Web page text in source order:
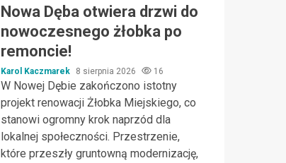
Nowa Dęba otwiera drzwi do
nowoczesnego żłobka po
remoncie!
Karol Kaczmarek 8 sierpnia 2026 16
W Nowej Dębie zakończono istotny
projekt renowacji Żłobka Miejskiego, co
stanowi ogromny krok naprzód dla
lokalnej społeczności. Przestrzenie,
które przeszły gruntowną modernizację,